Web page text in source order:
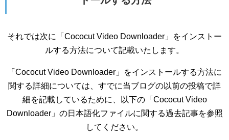
それでは次に「Cococut Video Downloader」をインストー
ルする方法について記載いたします。
「Cococut Video Downloader」をインストールする方法に
関する詳細については、すでに当ブログの以前の投稿で詳
細を記載しているために、以下の「Cococut Video
Downloader」の日本語化ファイルに関する過去記事を参照
してください。